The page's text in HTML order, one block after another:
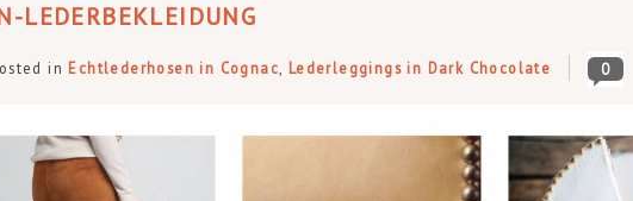
LEDERBEKLEIDUNG
in Echtlederhosen in Cognac, Lederleggings in Dark Chocolate 0